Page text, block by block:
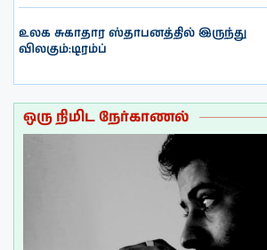
உலக சுகாதார ஸ்தாபனத்தில் இருந்து
விலகும்:டிரம்ப்
ஒரு நிமிட நேர்காணல்